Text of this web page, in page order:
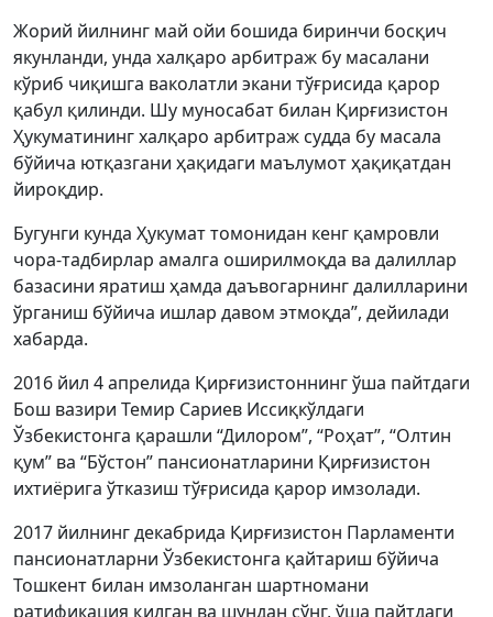
Жорий йилнинг май ойи бошида биринчи босқич
якунланди, унда халқаро арбитраж бу масалани
кўриб чиқишга ваколатли экани тўғрисида қарор
қабул қилинди. Шу муносабат билан Қирғизистон
Ҳукуматининг халқаро арбитраж судда бу масала
бўйича ютқазгани ҳақидаги маълумот ҳақиқатдан
йироқдир.
Бугунги кунда Ҳукумат томонидан кенг қамровли
чора-тадбирлар амалга оширилмоқда ва далиллар
базасини яратиш ҳамда даъвогарнинг далилларини
ўрганиш бўйича ишлар давом этмоқда”, дейилади
хабарда.
2016 йил 4 апрелида Қирғизистоннинг ўша пайтдаги
Бош вазири Темир Сариев Иссиқкўлдаги
Ўзбекистонга қарашли “Дилором”, “Роҳат”, “Олтин
қум” ва “Бўстон” пансионатларини Қирғизистон
ихтиёрига ўтказиш тўғрисида қарор имзолади.
2017 йилнинг декабрида Қирғизистон Парламенти
пансионатларни Ўзбекистонга қайтариш бўйича
Тошкент билан имзоланган шартномани
ратификация қилган ва шундан сўнг, ўша пайтдаги